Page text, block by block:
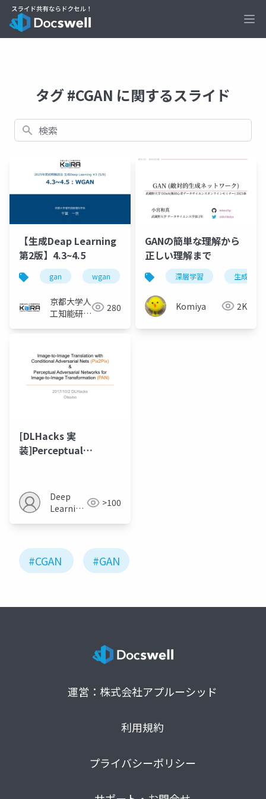
タグ #CGAN に関するスライド
検索
【生成Deap Learning
第2版】4.3~4.5
gan wgan cgan
京都大学人
工知能研究
280
GANの簡単な理解から
正しい理解まで
深層学習 生成モデ
Komiya 2K
[DLHacks 実
装]Perceptual
to-Image
Transformation
Deep
Learning
>100
#CGAN #GAN
運営：株式会社アプルーシッド
利用規約
プライバシーポリシー